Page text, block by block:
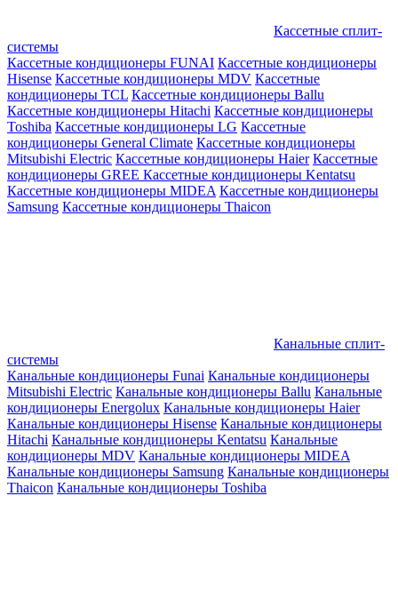
Кассетные сплит-
системы
Кассетные кондиционеры FUNAI Кассетные кондиционеры
Hisense Кассетные кондиционеры MDV Кассетные
кондиционеры TCL Кассетные кондиционеры Ballu
Кассетные кондиционеры Hitachi Кассетные кондиционеры
Toshiba Кассетные кондиционеры LG Кассетные
кондиционеры General Climate Кассетные кондиционеры
Mitsubishi Electric Кассетные кондиционеры Haier Кассетные
кондиционеры GREE Кассетные кондиционеры Kentatsu
Кассетные кондиционеры MIDEA Кассетные кондиционеры
Samsung Кассетные кондиционеры Thaicon
Канальные сплит-
системы
Канальные кондиционеры Funai Канальные кондиционеры
Mitsubishi Electric Канальные кондиционеры Ballu Канальные
кондиционеры Energolux Канальные кондиционеры Haier
Канальные кондиционеры Hisense Канальные кондиционеры
Hitachi Канальные кондиционеры Kentatsu Канальные
кондиционеры MDV Канальные кондиционеры MIDEA
Канальные кондиционеры Samsung Канальные кондиционеры
Thaicon Канальные кондиционеры Toshiba